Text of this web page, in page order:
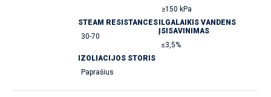
≥150 kPa
STEAM RESISTANCES
30-70
ILGALAIKIS VANDENS
ĮSISAVINIMAS
≤3,5%
IZOLIACIJOS STORIS
Paprašius